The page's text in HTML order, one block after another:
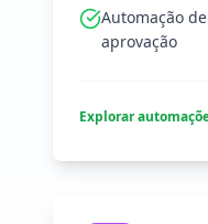
Automação
aprovação
Explorar